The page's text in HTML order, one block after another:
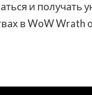
и получать
в WoW Wrath